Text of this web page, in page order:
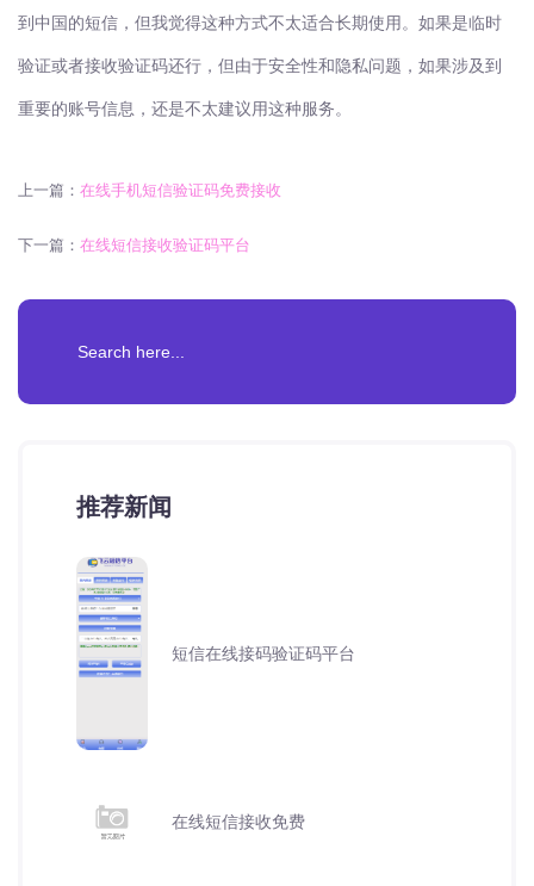
到中国的短信，但我觉得这种方式不太适合长期使用。如果是临时
验证或者接收验证码还行，但由于安全性和隐私问题，如果涉及到
重要的账号信息，还是不太建议用这种服务。
上一篇： 在线手机短信验证码免费接收
下一篇： 在线短信接收验证码平台
推荐新闻
短信在线接码验证码平台
在线短信接收免费